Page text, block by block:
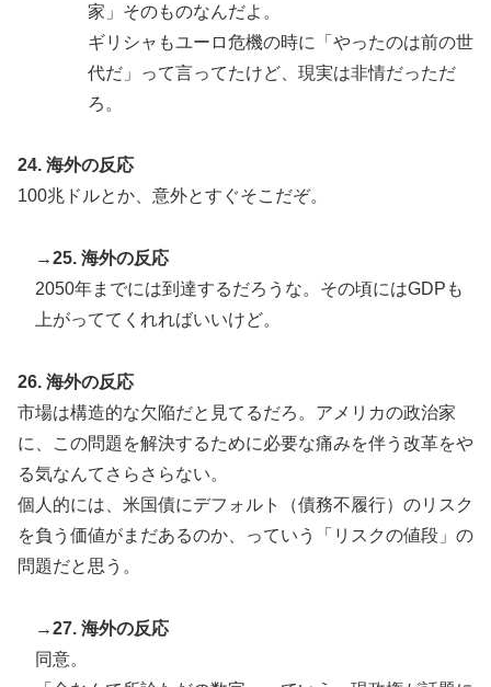
家」そのものなんだよ。
ギリシャもユーロ危機の時に「やったのは前の世
代だ」って言ってたけど、現実は非情だっただ
ろ。
24. 海外の反応
100兆ドルとか、意外とすぐそこだぞ。
→25. 海外の反応
2050年までには到達するだろうな。その頃にはGDPも
上がっててくれればいいけど。
26. 海外の反応
市場は構造的な欠陥だと見てるだろ。アメリカの政治家
に、この問題を解決するために必要な痛みを伴う改革をや
る気なんてさらさらない。
個人的には、米国債にデフォルト（債務不履行）のリスク
を負う価値がまだあるのか、っていう「リスクの値段」の
問題だと思う。
→27. 海外の反応
同意。